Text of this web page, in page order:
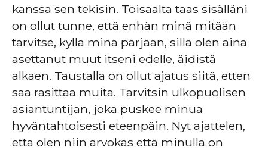
kanssa sen tekisin. Toisaalta taas sisälläni
on ollut tunne, että enhän minä mitään
tarvitse, kyllä minä pärjään, sillä olen aina
asettanut muut itseni edelle, äidistä
alkaen. Taustalla on ollut ajatus siitä, etten
saa rasittaa muita. Tarvitsin ulkopuolisen
asiantuntijan, joka puskee minua
hyväntahtoisesti eteenpäin. Nyt ajattelen,
että olen niin arvokas että minulla on